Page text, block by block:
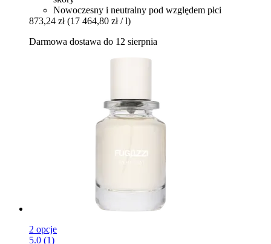
Nowoczesny i neutralny pod względem płci
873,24 zł (17 464,80 zł / l)
Darmowa dostawa do 12 sierpnia
2 opcje
5.0 (1)